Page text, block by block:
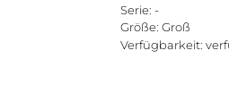
Serie:-
Größe:Groß
Verfügbarkeit: